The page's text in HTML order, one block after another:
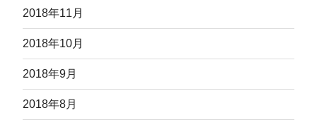
2018年11月
2018年10月
2018年9月
2018年8月